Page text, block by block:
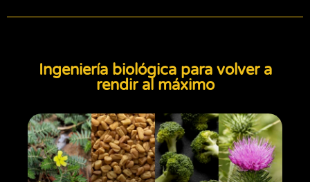
Ingeniería biológica para volver a
rendir al máximo